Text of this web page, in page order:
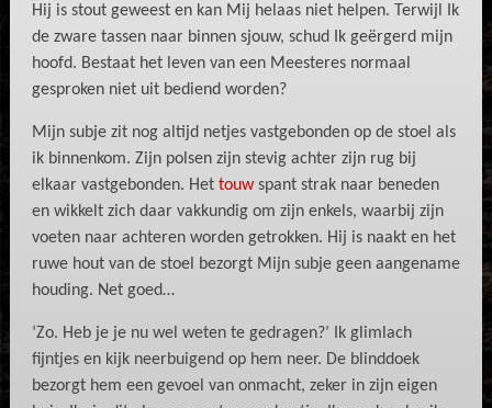
Hij is stout geweest en kan Mij helaas niet helpen. Terwijl Ik
de zware tassen naar binnen sjouw, schud Ik geërgerd mijn
hoofd. Bestaat het leven van een Meesteres normaal
gesproken niet uit bediend worden?
Mijn subje zit nog altijd netjes vastgebonden op de stoel als
ik binnenkom. Zijn polsen zijn stevig achter zijn rug bij
elkaar vastgebonden. Het touwspant strak naar beneden
en wikkelt zich daar vakkundig om zijn enkels, waarbij zijn
voeten naar achteren worden getrokken. Hij is naakt en het
ruwe hout van de stoel bezorgt Mijn subje geen aangename
houding. Net goed…
‘Zo. Heb je je nu wel weten te gedragen?’ Ik glimlach
fijntjes en kijk neerbuigend op hem neer. De blinddoek
bezorgt hem een gevoel van onmacht, zeker in zijn eigen